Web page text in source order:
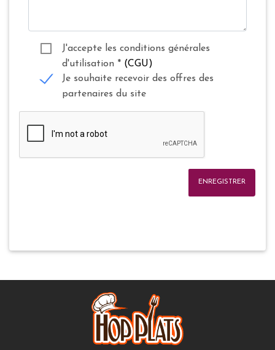
J'accepte les conditions générales
d'utilisation * (CGU)
Je souhaite recevoir des offres des
partenaires du site
ENREGISTRER